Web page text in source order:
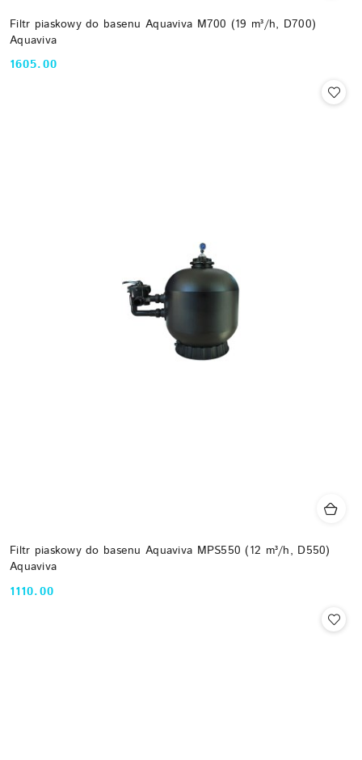
Filtr piaskowy do basenu Aquaviva M700 (19 m³/h, D700)
Aquaviva
Cena:
1605.00
Filtr piaskowy do basenu Aquaviva MPS550 (12 m³/h, D550)
Aquaviva
Cena:
1110.00